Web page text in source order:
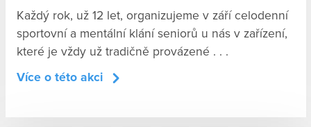
Každý rok, už 12 let, organizujeme v září celodenní
sportovní a mentální klání seniorů u nás v zařízení,
které je vždy už tradičně provázené . . .
Více o této akci